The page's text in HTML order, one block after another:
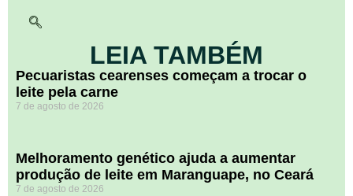
LEIA TAMBÉM
Pecuaristas cearenses começam a trocar o
leite pela carne
7 de agosto de 2026
Melhoramento genético ajuda a aumentar
produção de leite em Maranguape, no Ceará
7 de agosto de 2026